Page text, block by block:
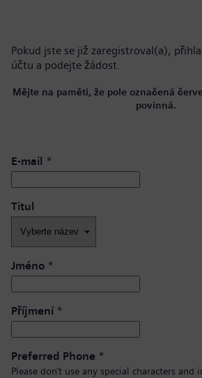
Pokud jste se již zaregistroval(a),
účtu a podejte žádost.
Mějte na paměti, že pole označená
povinná.
E-mail *
Titul
Jméno *
Příjmení*
Preferred Phone *
Please don’t use any special characters